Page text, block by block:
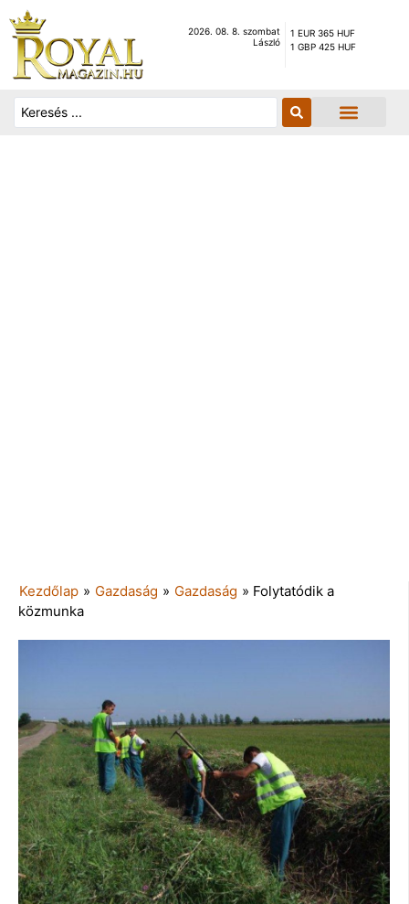
2026. 08. 8. szombat
László
1 EUR 365 HUF
1 GBP 425 HUF
Kezdőlap » Gazdaság » Gazdaság » Folytatódik a
közmunka